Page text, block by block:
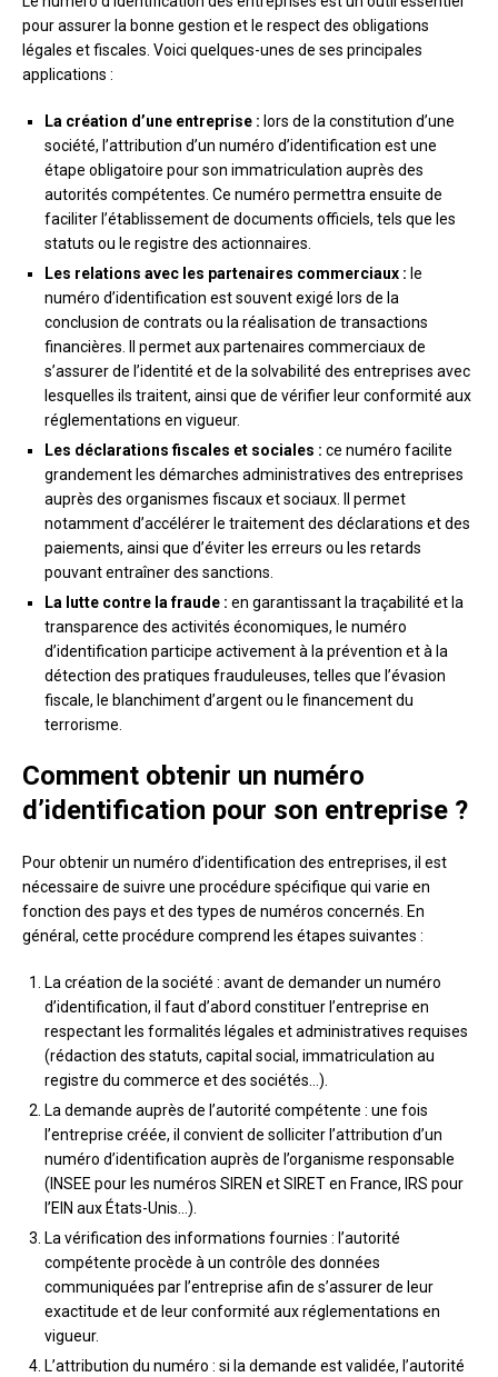
pour assurer la bonne gestion et le respect des obligations
légales et fiscales. Voici quelques-unes de ses principales
applications :
La création d’une entreprise : lors de la constitution d’une
société, l’attribution d’un numéro d’identification est une
étape obligatoire pour son immatriculation auprès des
autorités compétentes. Ce numéro permettra ensuite de
faciliter l’établissement de documents officiels, tels que les
statuts ou le registre des actionnaires.
Les relations avec les partenaires commerciaux : le
numéro d’identification est souvent exigé lors de la
conclusion de contrats ou la réalisation de transactions
financières. Il permet aux partenaires commerciaux de
s’assurer de l’identité et de la solvabilité des entreprises avec
lesquelles ils traitent, ainsi que de vérifier leur conformité aux
réglementations en vigueur.
Les déclarations fiscales et sociales : ce numéro facilite
grandement les démarches administratives des entreprises
auprès des organismes fiscaux et sociaux. Il permet
notamment d’accélérer le traitement des déclarations et des
paiements, ainsi que d’éviter les erreurs ou les retards
pouvant entraîner des sanctions.
La lutte contre la fraude : en garantissant la traçabilité et la
transparence des activités économiques, le numéro
d’identification participe activement à la prévention et à la
détection des pratiques frauduleuses, telles que l’évasion
fiscale, le blanchiment d’argent ou le financement du
terrorisme.
Comment obtenir un numéro
d’identification pour son entreprise ?
Pour obtenir un numéro d’identification des entreprises, il est
nécessaire de suivre une procédure spécifique qui varie en
fonction des pays et des types de numéros concernés. En
général, cette procédure comprend les étapes suivantes :
La création de la société : avant de demander un numéro
d’identification, il faut d’abord constituer l’entreprise en
respectant les formalités légales et administratives requises
(rédaction des statuts, capital social, immatriculation au
registre du commerce et des sociétés…).
La demande auprès de l’autorité compétente : une fois
l’entreprise créée, il convient de solliciter l’attribution d’un
numéro d’identification auprès de l’organisme responsable
(INSEE pour les numéros SIREN et SIRET en France, IRS pour
l’EIN aux États-Unis…).
La vérification des informations fournies : l’autorité
compétente procède à un contrôle des données
communiquées par l’entreprise afin de s’assurer de leur
exactitude et de leur conformité aux réglementations en
vigueur.
L’attribution du numéro : si la demande est validée, l’autorité